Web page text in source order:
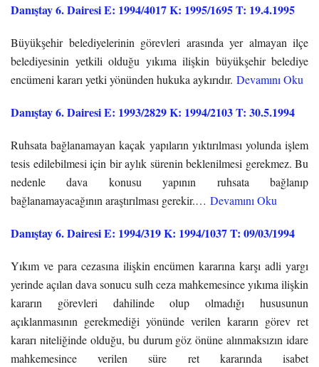
Danıştay 6. Dairesi E: 1994/4017 K: 1995/1695 T: 19.4.1995
Büyükşehir belediyelerinin görevleri arasında yer almayan ilçe
belediyesinin yetkili olduğu yıkıma ilişkin büyükşehir belediye
encümeni kararı yetki yönünden hukuka aykırıdır. Devamını Oku
Danıştay 6. Dairesi E: 1993/2829 K: 1994/2103 T: 30.5.1994
Ruhsata bağlanamayan kaçak yapıların yıktırılması yolunda işlem
tesis edilebilmesi için bir aylık sürenin beklenilmesi gerekmez. Bu
nedenle dava konusu yapının ruhsata bağlanıp
bağlanamayacağının araştırılması gerekir.… Devamını Oku
Danıştay 6. Dairesi E: 1994/319 K: 1994/1037 T: 09/03/1994
Yıkım ve para cezasına ilişkin encümen kararına karşı adli yargı
yerinde açılan dava sonucu sulh ceza mahkemesince yıkıma ilişkin
kararın görevleri dahilinde olup olmadığı hususunun
açıklanmasının gerekmediği yönünde verilen kararın görev ret
kararı niteliğinde olduğu, bu durum göz önüne alınmaksızın idare
mahkemesince verilen süre ret kararında isabet